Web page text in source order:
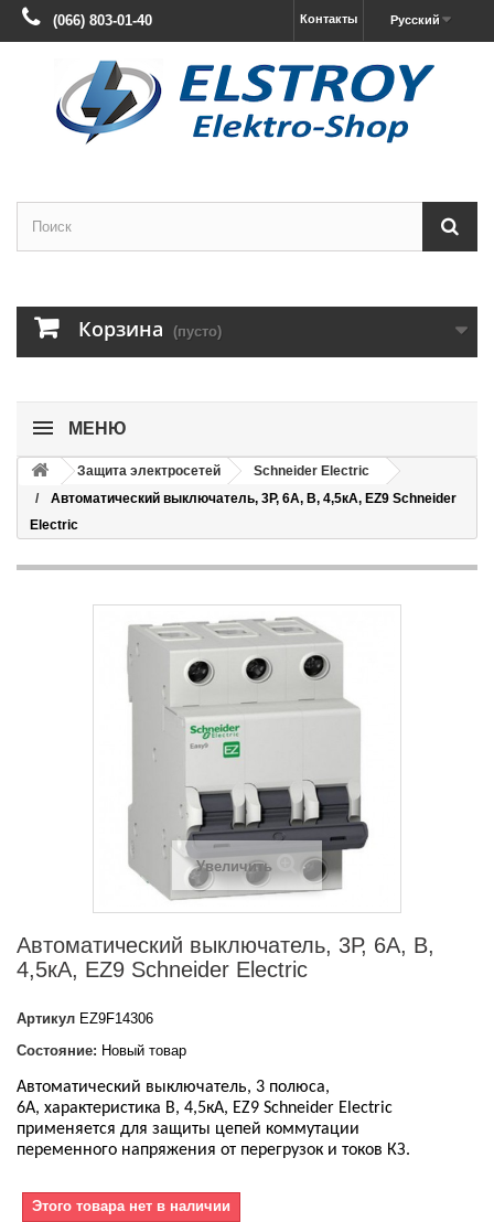
Русский
Контакты
(066) 803-01-40
Корзина (пусто)
МЕНЮ
Защита электросетей
Schneider Electric
Автоматический выключатель, 3Р, 6А, В, 4,5кА, EZ9 Schneider
Electric
Увеличить
Автоматический выключатель, 3Р, 6А, В,
4,5кА, EZ9 Schneider Electric
Артикул EZ9F14306
Состояние: Новый товар
Автоматический выключатель, 3 полюса,
6А, характеристика В, 4,5кА, EZ9 Schneider Electric
применяется для защиты цепей коммутации
переменного напряжения от перегрузок и токов КЗ.
Этого товара нет в наличии